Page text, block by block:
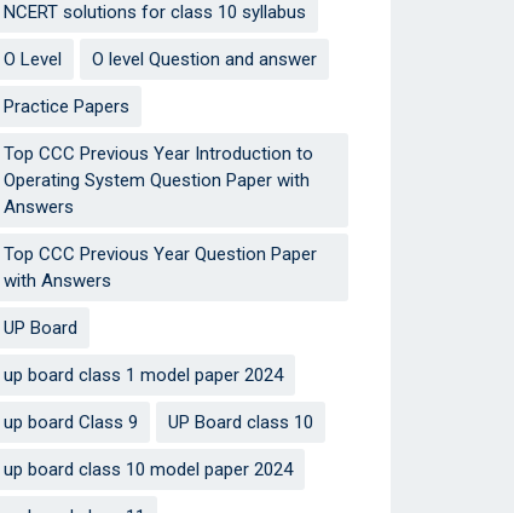
NCERT solutions for class 10 syllabus
O Level O level Question and answer
Practice Papers
Top CCC Previous Year Introduction to
Operating System Question Paper with
Answers
Top CCC Previous Year Question Paper
with Answers
UP Board
up board class 1 model paper 2024
up board Class 9 UP Board class 10
up board class 10 model paper 2024